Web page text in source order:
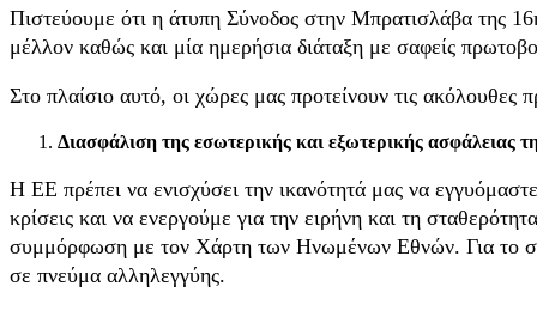
Πιστεύουμε ότι η άτυπη Σύνοδος στην Μπρατισλάβα της
μέλλον καθώς και μία ημερήσια διάταξη με σαφείς
Στο πλαίσιο αυτό, οι χώρες μας προτείνουν τις ακόλουθες
Διασφάλιση της εσωτερικής και εξωτερικής ασφάλειας
Η ΕΕ πρέπει να ενισχύσει την ικανότητά μας να
κρίσεις και να ενεργούμε για την ειρήνη και τη
συμμόρφωση με τον Χάρτη των Ηνωμένων Εθνών. Για το
σε πνεύμα αλληλεγγύης.